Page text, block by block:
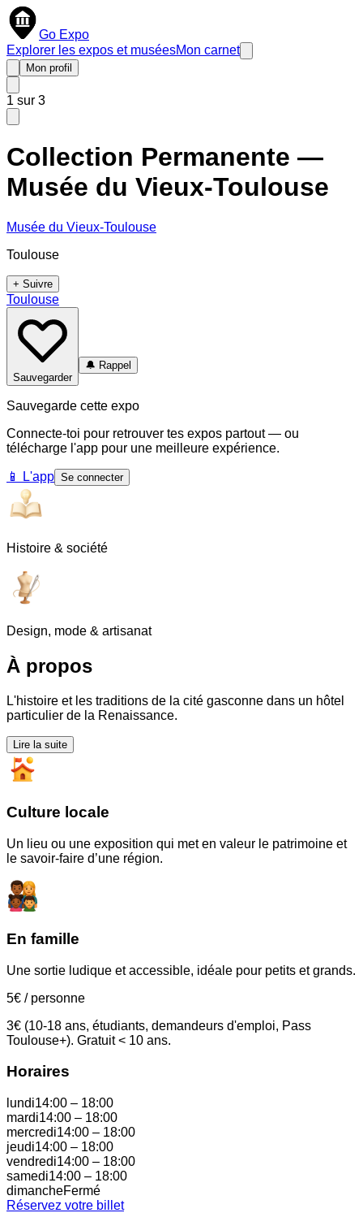
Go Expo
Explorer les expos et muséesMon carnet
Mon profil
1 sur 3
Collection Permanente —
Musée du Vieux-Toulouse
Musée du Vieux-Toulouse
Toulouse
+ Suivre
Toulouse
Sauvegarder
🔔 Rappel
Sauvegarde cette expo
Connecte-toi pour retrouver tes expos partout — ou
télécharge l'app pour une meilleure expérience.
📱 L'app Se connecter
Histoire & société
Design, mode & artisanat
À propos
L'histoire et les traditions de la cité gasconne dans un hôtel
particulier de la Renaissance.
Lire la suite
Culture locale
Un lieu ou une exposition qui met en valeur le patrimoine et
le savoir-faire d’une région.
En famille
Une sortie ludique et accessible, idéale pour petits et grands.
5€ / personne
3€ (10-18 ans, étudiants, demandeurs d'emploi, Pass
Toulouse+). Gratuit < 10 ans.
Horaires
lundi14:00 – 18:00
mardi14:00 – 18:00
mercredi14:00 – 18:00
jeudi14:00 – 18:00
vendredi14:00 – 18:00
samedi14:00 – 18:00
dimancheFermé
Réservez votre billet